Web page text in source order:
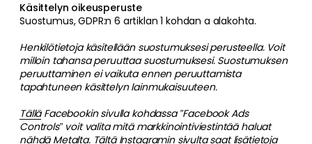
Käsittelyn oikeusperuste
Suostumus, GDPR:n 6 artiklan 1 kohdan a alakohta.
Henkilötietoja käsitellään suostumuksesi perusteella. Voit
milloin tahansa peruuttaa suostumuksesi. Suostumuksen
peruuttaminen ei vaikuta ennen peruuttamista
tapahtuneen käsittelyn lainmukaisuuteen.
TälläFacebookin sivulla kohdassa ”Facebook Ads
Controls” voit valita mitä markkinointiviestintää haluat
nähdä Metalta. TältäInstagramin sivulta saat lisätietoja